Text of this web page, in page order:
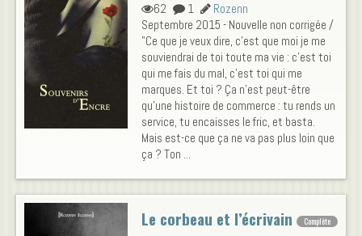
62 1
Rozenn
Septembre 2015 - Nouvelle non corrigée /
"Ce que je veux dire, c’est que moi je me
souviendrai de toi toute ma vie : c’est toi
qui me fais du mal, c’est toi qui me
marques. Et toi ? Ça n’est peut-être
qu’une histoire de commerce : tu rends un
service, tu encaisses le fric, et basta.
Mais est-ce que ça ne va pas plus loin que
ça ? Ton ...
Le corbeau et l’écrivain Complète